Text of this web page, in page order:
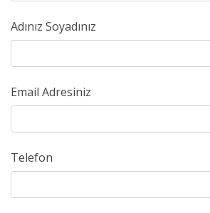
Adınız Soyadınız
Email Adresiniz
Telefon